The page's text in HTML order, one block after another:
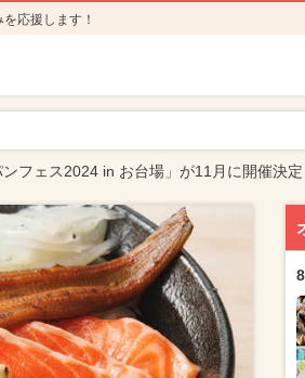
応援します！
フェス2024 in お台場」が11月に開催決定